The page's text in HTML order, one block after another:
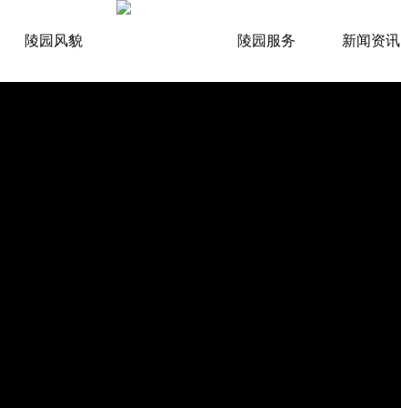
陵园风貌 陵园服务 新闻资讯